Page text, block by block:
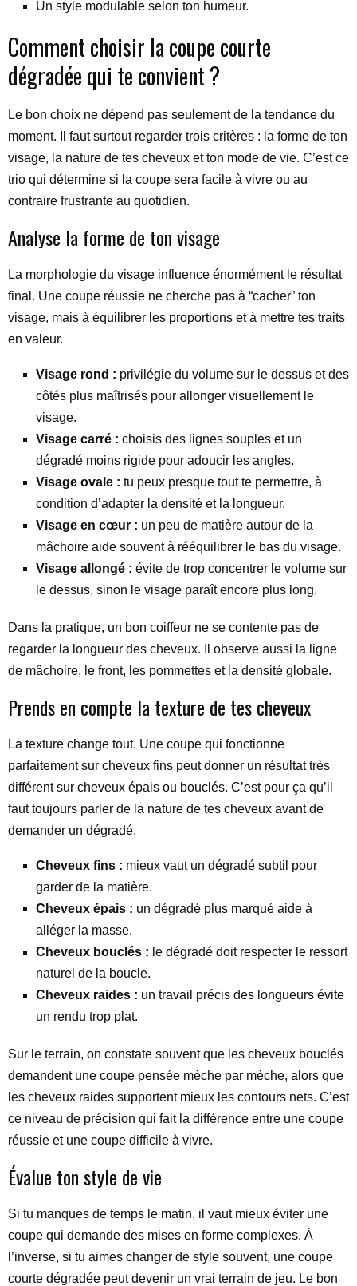
Un style modulable selon ton humeur.
Comment choisir la coupe courte
dégradée qui te convient ?
Le bon choix ne dépend pas seulement de la tendance du
moment. Il faut surtout regarder trois critères : la forme de ton
visage, la nature de tes cheveux et ton mode de vie. C’est ce
trio qui détermine si la coupe sera facile à vivre ou au
contraire frustrante au quotidien.
Analyse la forme de ton visage
La morphologie du visage influence énormément le résultat
final. Une coupe réussie ne cherche pas à “cacher” ton
visage, mais à équilibrer les proportions et à mettre tes traits
en valeur.
Visage rond : privilégie du volume sur le dessus et des
côtés plus maîtrisés pour allonger visuellement le
visage.
Visage carré : choisis des lignes souples et un
dégradé moins rigide pour adoucir les angles.
Visage ovale : tu peux presque tout te permettre, à
condition d’adapter la densité et la longueur.
Visage en cœur : un peu de matière autour de la
mâchoire aide souvent à rééquilibrer le bas du visage.
Visage allongé : évite de trop concentrer le volume sur
le dessus, sinon le visage paraît encore plus long.
Dans la pratique, un bon coiffeur ne se contente pas de
regarder la longueur des cheveux. Il observe aussi la ligne
de mâchoire, le front, les pommettes et la densité globale.
Prends en compte la texture de tes cheveux
La texture change tout. Une coupe qui fonctionne
parfaitement sur cheveux fins peut donner un résultat très
différent sur cheveux épais ou bouclés. C’est pour ça qu’il
faut toujours parler de la nature de tes cheveux avant de
demander un dégradé.
Cheveux fins : mieux vaut un dégradé subtil pour
garder de la matière.
Cheveux épais : un dégradé plus marqué aide à
alléger la masse.
Cheveux bouclés : le dégradé doit respecter le ressort
naturel de la boucle.
Cheveux raides : un travail précis des longueurs évite
un rendu trop plat.
Sur le terrain, on constate souvent que les cheveux bouclés
demandent une coupe pensée mèche par mèche, alors que
les cheveux raides supportent mieux les contours nets. C’est
ce niveau de précision qui fait la différence entre une coupe
réussie et une coupe difficile à vivre.
Évalue ton style de vie
Si tu manques de temps le matin, il vaut mieux éviter une
coupe qui demande des mises en forme complexes. À
l’inverse, si tu aimes changer de style souvent, une coupe
courte dégradée peut devenir un vrai terrain de jeu. Le bon